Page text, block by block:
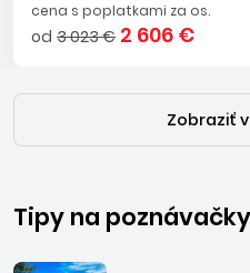
cena s poplatkami za os.
od 3 023 € 2 606 €
Zobraziť
Tipy na poznávačky